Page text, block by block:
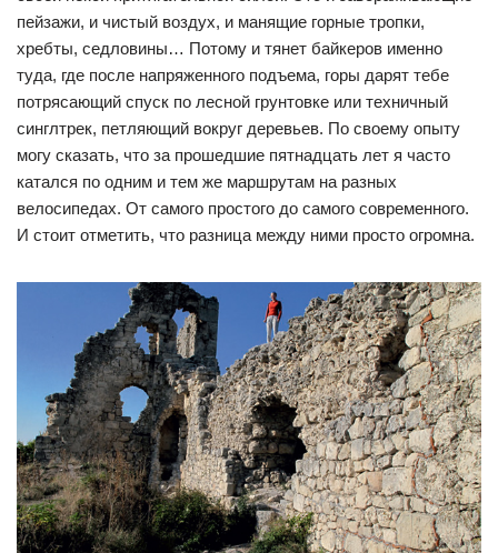
пейзажи, и чистый воздух, и манящие горные тропки,
хребты, седловины… Потому и тянет байкеров именно
туда, где после напряженного подъема, горы дарят тебе
потрясающий спуск по лесной грунтовке или техничный
синглтрек, петляющий вокруг деревьев. По своему опыту
могу сказать, что за прошедшие пятнадцать лет я часто
катался по одним и тем же маршрутам на разных
велосипедах. От самого простого до самого современного.
И стоит отметить, что разница между ними просто огромна.